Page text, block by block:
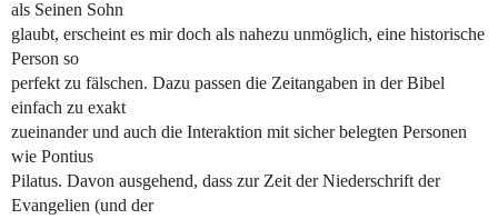
als Seinen Sohn
glaubt, erscheint es mir doch als nahezu unmöglich, eine historische
Person so
perfekt zu fälschen. Dazu passen die Zeitangaben in der Bibel
einfach zu exakt
zueinander und auch die Interaktion mit sicher belegten Personen
wie Pontius
Pilatus. Davon ausgehend, dass zur Zeit der Niederschrift der
Evangelien (und der